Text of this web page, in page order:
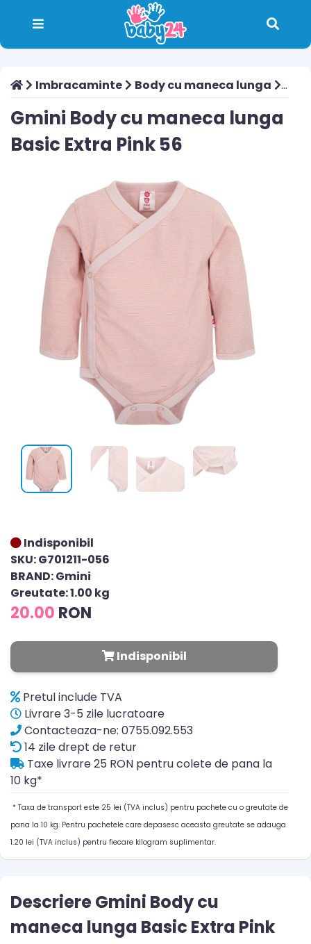
Imbracaminte Body cu maneca lunga
Gmini Body cu maneca lunga
Basic Extra Pink 56
Indisponibil
SKU: G701211-056
BRAND: Gmini
Greutate: 1.00 kg
20.00 RON
Indisponibil
Pretul include TVA
Livrare 3-5 zile lucratoare
Contacteaza-ne: 0755.092.553
14 zile drept de retur
Taxe livrare 25 RON pentru colete de pana la
10 kg*
* Taxa de transport este 25 lei (TVA inclus) pentru pachete cu o greutate de
pana la 10 kg. Pentru pachetele care depasesc aceasta greutate se adauga
1.20 lei (TVA inclus) pentru fiecare kilogram suplimentar.
Descriere Gmini Body cu
maneca lunga Basic Extra Pink